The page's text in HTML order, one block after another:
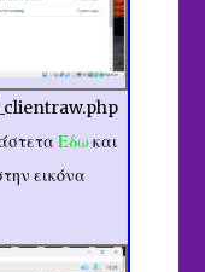
Εδωκαι
εικόνα